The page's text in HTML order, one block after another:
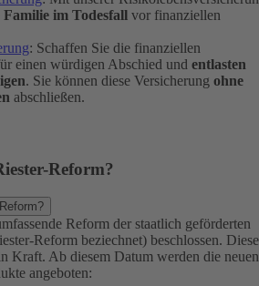
im Todesfall vor finanziellen
: Schaffen Sie die finanziellen
einen würdigen Abschied und entlasten
. Sie können diese Versicherung ohne
abschließen.
Reform?
Reform der staatlich geförderten
Reform beziechnet) beschlossen. Diese
Kraft. Ab diesem Datum werden die
angeboten: